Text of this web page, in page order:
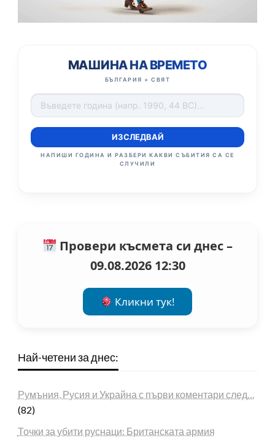
МАШИНА НА ВРЕМЕТО
БЪЛГАРИЯ + СВЯТ
ИЗСЛЕДВАЙ
НАПИШИ ГОДИНА И РАЗБЕРИ КАКВИ СЪБИТИЯ СА СЕ
СЛУЧИЛИ
Провери късмета си днес –
09.08.2026 12:30
Кликни тук!
Най-четени за днес:
Румъния, Русия и Украйна с първи коментари след…
(82)
Точки за убити руснаци: Британската армия